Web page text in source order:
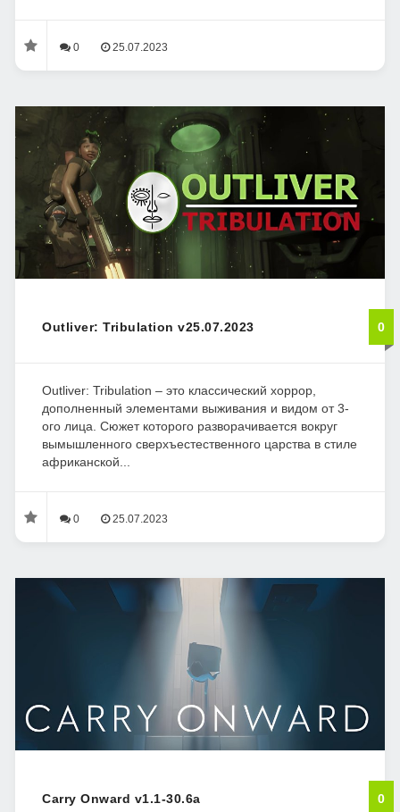
0 25.07.2023
Outliver: Tribulation v25.07.2023 0
Outliver: Tribulation – это классический хоррор,
дополненный элементами выживания и видом от 3-
ого лица. Сюжет которого разворачивается вокруг
вымышленного сверхъестественного царства в стиле
африканской...
0 25.07.2023
Carry Onward v1.1-30.6a 0